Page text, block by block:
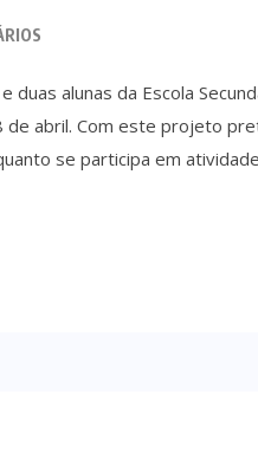
alunas da Escola
abril. Com este projeto
se participa em